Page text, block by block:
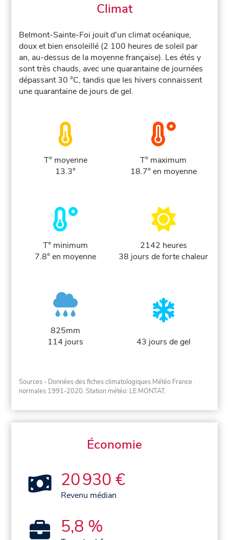
Climat
Belmont-Sainte-Foi jouit d'un climat océanique,
doux et bien ensoleillé (2 100 heures de soleil par
an, au-dessus de la moyenne française). Les étés y
sont très chauds, avec une quarantaine de journées
dépassant 30 °C, tandis que les hivers connaissent
une quarantaine de jours de gel.
T° moyenne
13.3°
T° maximum
18.7° en moyenne
T° minimum
7.8° en moyenne
2142 heures
38 jours de forte chaleur
825mm
114 jours
43 jours de gel
Sources - Données des fiches climatologiques Météo France ·
normales 1991-2020. Station météo: LE MONTAT.
Économie
20 930 €
Revenu médian
5,8 %